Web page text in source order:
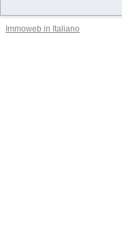
Immoweb in Italiano